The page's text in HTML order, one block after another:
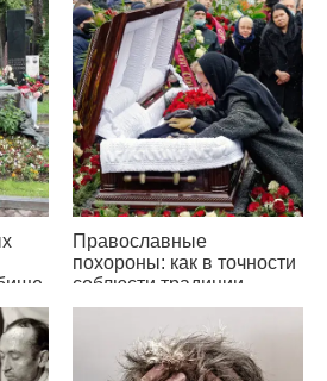
Православные
похороны: как в точности
соблюсти традиции
предков?